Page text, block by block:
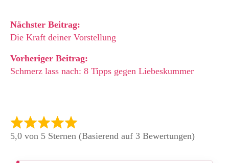
Vorheriger Beitrag:
Schmerz lass nach: 8 Tipps gegen Liebeskummer
Nächster Beitrag:
Die Kraft deiner Vorstellung
5,0 von 5 Sternen (Basierend auf 3 Bewertungen)